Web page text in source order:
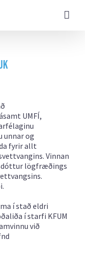
UMFÍ,
unnar og
fyrir allt
Vinnan
lögfræðings
í stað eldri
í starfi KFUM
við